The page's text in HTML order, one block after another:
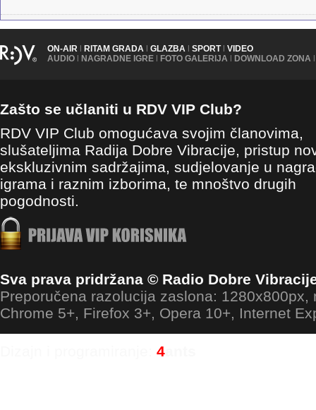
ON-AIR | RITAM GRADA | GLAZBA | SPORT | VIDEO
AUDIO | NAGRADNE IGRE | FOTO GALERIJA | DOWNLOAD ZONA |
Zašto se učlaniti u RDV VIP Club?
RDV VIP Club omogućava svojim članovima,
slušateljima Radija Dobre Vibracije, pristup
ekskluzivnim sadržajima, sudjelovanje u
igrama i raznim izborima, te mnoštvo drugih
pogodnosti.
Sva prava pridržana © Radio Dobre
Preporučena razolucija zaslona: 1280x800px,
Chrome 5+, Firefox 3+, Opera 10+, Internet
4